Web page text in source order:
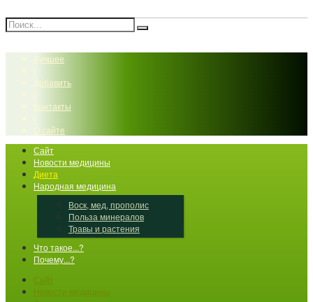
Лучшее
Добавить
Контакты
О сайте
Сайт
Новости медицины
Диета
Народная медицина
Воск, мед, прополис
Польза минералов
Травы и растения
Что такое...?
Почему...?
Сайт